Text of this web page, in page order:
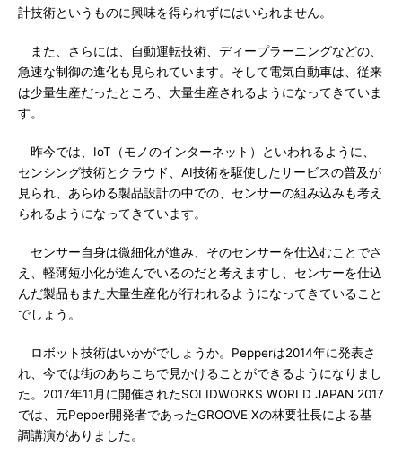
計技術というものに興味を得られずにはいられません。
また、さらには、自動運転技術、ディープラーニングなどの、
急速な制御の進化も見られています。そして電気自動車は、従来
は少量生産だったところ、大量生産されるようになってきていま
す。
昨今では、IoT（モノのインターネット）といわれるように、
センシング技術とクラウド、AI技術を駆使したサービスの普及が
見られ、あらゆる製品設計の中での、センサーの組み込みも考え
られるようになってきています。
センサー自身は微細化が進み、そのセンサーを仕込むことでさ
え、軽薄短小化が進んでいるのだと考えますし、センサーを仕込
んだ製品もまた大量生産化が行われるようになってきていること
でしょう。
ロボット技術はいかがでしょうか。Pepperは2014年に発表さ
れ、今では街のあちこちで見かけることができるようになりまし
た。2017年11月に開催されたSOLIDWORKS WORLD JAPAN 2017
では、元Pepper開発者であったGROOVE Xの林要社長による基
調講演がありました。